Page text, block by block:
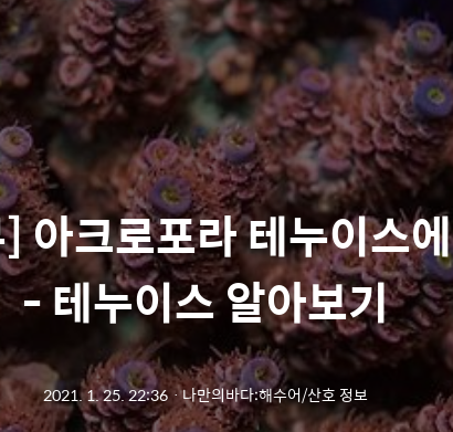
아크로포라 테누이스
- 테누이스 알아보기
2021. 1. 25. 22:36ㆍ나만의바다:해수어/산호 정보